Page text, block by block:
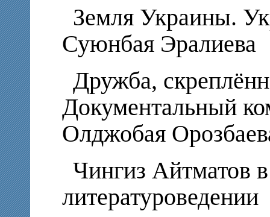
Земля Украины.
Суюнбая Эралиева
Дружба,
Документальный
Олджобая
Чингиз Айтматов
литературоведении